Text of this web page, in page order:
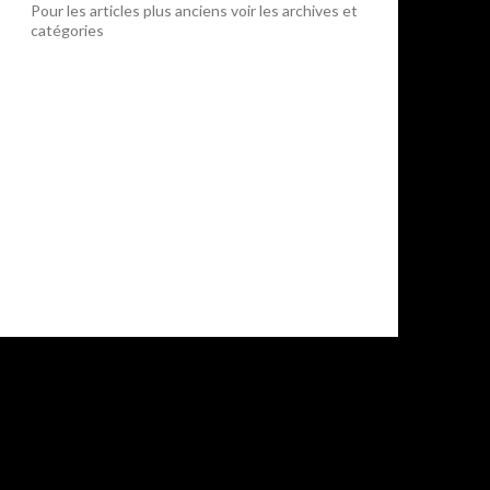
Pour les articles plus anciens voir les archives et
catégories